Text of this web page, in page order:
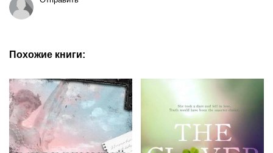
Похожие книги: